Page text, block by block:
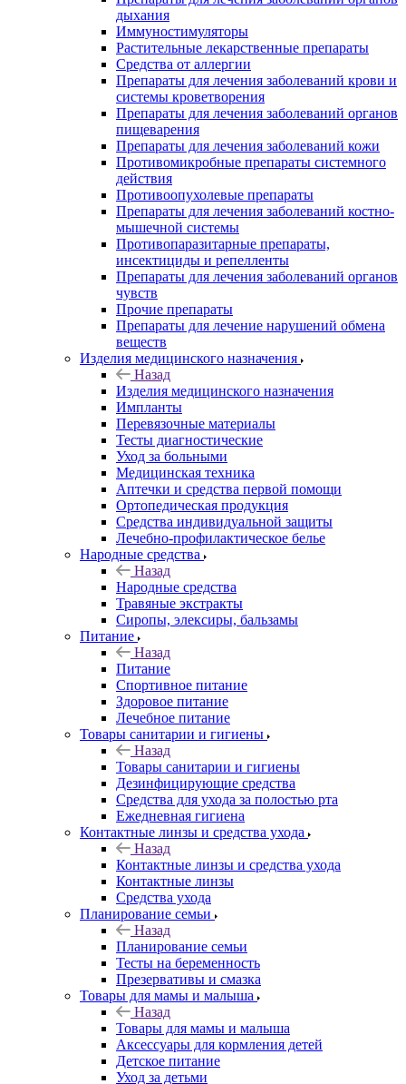
дыхания
Иммуностимуляторы
Растительные лекарственные препараты
Средства от аллергии
Препараты для лечения заболеваний крови и
системы кроветворения
Препараты для лечения заболеваний органов
пищеварения
Препараты для лечения заболеваний кожи
Противомикробные препараты системного
действия
Противоопухолевые препараты
Препараты для лечения заболеваний костно-
мышечной системы
Противопаразитарные препараты,
инсектициды и репелленты
Препараты для лечения заболеваний органов
чувств
Прочие препараты
Препараты для лечение нарушений обмена
веществ
Изделия медицинского назначения
Назад
Изделия медицинского назначения
Импланты
Перевязочные материалы
Тесты диагностические
Уход за больными
Медицинская техника
Аптечки и средства первой помощи
Ортопедическая продукция
Средства индивидуальной защиты
Лечебно-профилактическое белье
Народные средства
Назад
Народные средства
Травяные экстракты
Сиропы, элексиры, бальзамы
Питание
Назад
Питание
Спортивное питание
Здоровое питание
Лечебное питание
Товары санитарии и гигиены
Назад
Товары санитарии и гигиены
Дезинфицирующие средства
Средства для ухода за полостью рта
Ежедневная гигиена
Контактные линзы и средства ухода
Назад
Контактные линзы и средства ухода
Контактные линзы
Средства ухода
Планирование семьи
Назад
Планирование семьи
Тесты на беременность
Презервативы и смазка
Товары для мамы и малыша
Назад
Товары для мамы и малыша
Аксессуары для кормления детей
Детское питание
Уход за детьми